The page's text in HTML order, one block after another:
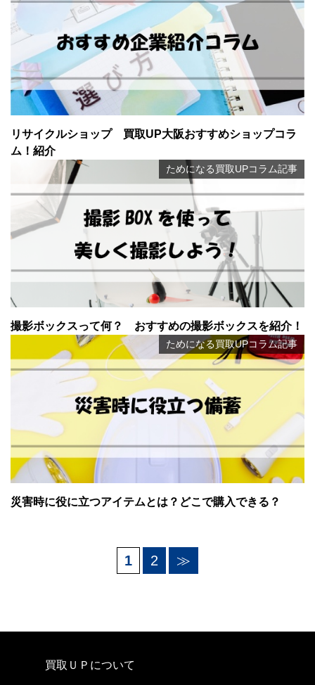
リサイクルショップ 買取UP大阪おすすめショップコラ
ム！紹介
ためになる買取UPコラム記事
撮影ボックスって何？ おすすめの撮影ボックスを紹介！
ためになる買取UPコラム記事
災害時に役に立つアイテムとは？どこで購入できる？
1 2 ≫
買取ＵＰについて